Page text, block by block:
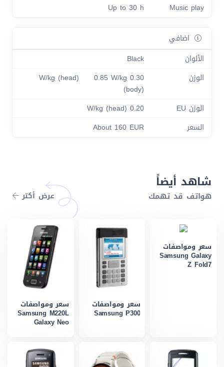
Music play
Up to 30 h
اضافي
الألوان
Black
الوزن
0.30 W/kg (head) 0.85 W/kg
(body)
الوزن EU
0.20 W/kg (head)
السعر
About 160 EUR
شاهد أيضاً
هواتف قد تهمك عرض أكتر
سعر ومواصفات
Samsung Galaxy
Z Fold7
سعر ومواصفات
Samsung P300
سعر ومواصفات
Samsung M220L
Galaxy Neo